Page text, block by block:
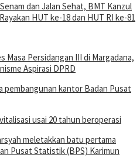
dan Jalan Sehat, BMT Kanzul
HUT ke-18 dan HUT RI ke-81
Masa Persidangan III di Margadana,
Aspirasi DPRD
usai 20 tahun beroperasi